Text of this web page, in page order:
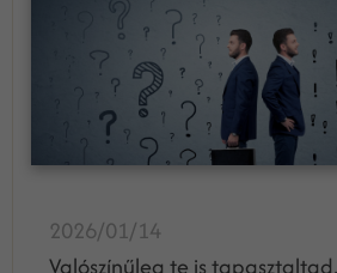
2026/01/14